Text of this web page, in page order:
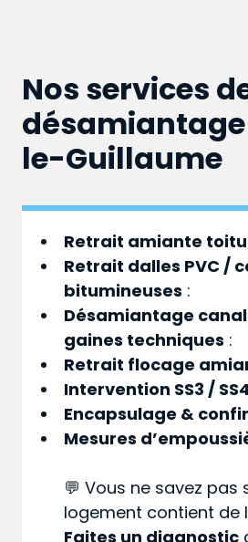
Nos services
le-Guillaume
Retrait amiante
Retrait dalles PVC /
bitumineuses :
Désamiantage
gaines techniques :
Retrait flocage
Intervention SS3 /
Encapsulage &
Mesures
💬 Vous ne savez pas
logement contient de
Faites un diagnostic